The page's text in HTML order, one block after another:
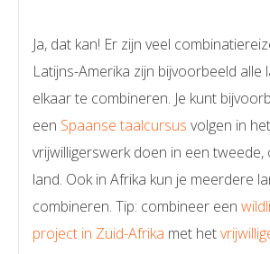
Ja, dat kan! Er zijn veel
Latijns-Amerika zijn bijvoorbeeld alle
elkaar te combineren. Je kunt
een Spaanse taalcursus volgen in
vrijwilligerswerk doen in een
land. Ook in Afrika kun je meerdere
combineren. Tip: combineer een
project in Zuid-Afrika met het